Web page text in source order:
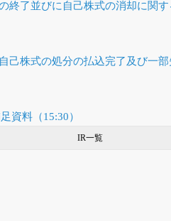
終了並びに自己株式の消却に関す
己株式の処分の払込完了及び一
資料（15:30）
IR一覧